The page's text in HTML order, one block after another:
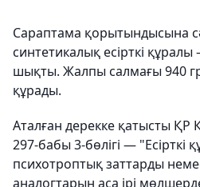
Сараптама қорытындысына
синтетикалық есірткі
шықты. Жалпы салмағы 940
құрады.
Аталған дерекке қатысты ҚР
297-бабы 3-бөлігі — "Есірткі
психотроптық заттарды
аналогтарын аса ірі